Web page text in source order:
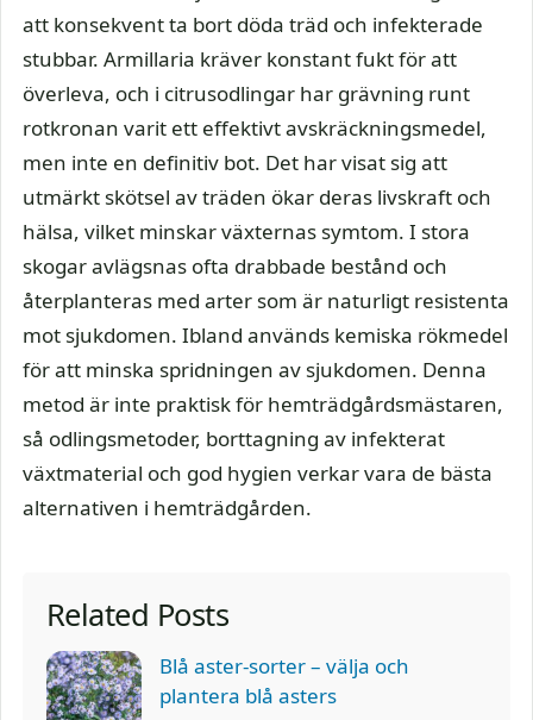
att konsekvent ta bort döda träd och infekterade
stubbar. Armillaria kräver konstant fukt för att
överleva, och i citrusodlingar har grävning runt
rotkronan varit ett effektivt avskräckningsmedel,
men inte en definitiv bot. Det har visat sig att
utmärkt skötsel av träden ökar deras livskraft och
hälsa, vilket minskar växternas symtom. I stora
skogar avlägsnas ofta drabbade bestånd och
återplanteras med arter som är naturligt resistenta
mot sjukdomen. Ibland används kemiska rökmedel
för att minska spridningen av sjukdomen. Denna
metod är inte praktisk för hemträdgårdsmästaren,
så odlingsmetoder, borttagning av infekterat
växtmaterial och god hygien verkar vara de bästa
alternativen i hemträdgården.
Related Posts
Blå aster-sorter – välja och
plantera blå asters